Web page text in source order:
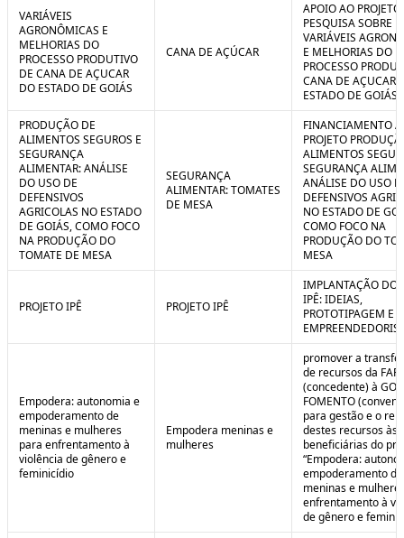
VARIÁVEIS
AGRONÔMICAS E
MELHORIAS DO
PROCESSO PRODUTIVO
DE CANA DE AÇUCAR
DO ESTADO DE GOIÁS
CANA DE AÇÚCAR
APOIO AO
PESQUISA SOBRE
VARIÁVEIS
E MELHORIAS DO
PROCESSO
CANA DE AÇUCAR
ESTADO DE GOIÁS
PRODUÇÃO DE
ALIMENTOS SEGUROS E
SEGURANÇA
ALIMENTAR: ANÁLISE
DO USO DE
DEFENSIVOS
AGRICOLAS NO ESTADO
DE GOIÁS, COMO FOCO
NA PRODUÇÃO DO
TOMATE DE MESA
SEGURANÇA
ALIMENTAR: TOMATES
DE MESA
FINANCIAMENTO
PROJETO
ALIMENTOS
SEGURANÇA
ANÁLISE DO USO
DEFENSIVOS
NO ESTADO DE
COMO FOCO NA
PRODUÇÃO DO
MESA
PROJETO IPÊ PROJETO IPÊ
IMPLANTAÇÃO DO
IPÊ: IDEIAS,
PROTOTIPAGEM E
Empodera: autonomia e
empoderamento de
meninas e mulheres
para enfrentamento à
violência de gênero e
feminicídio
Empodera meninas e
mulheres
promover a
de recursos da
(concedente) à
FOMENTO
para gestão e o
destes recursos às
beneficiárias do
“Empodera:
empoderamento de
meninas e
enfrentamento à
de gênero e